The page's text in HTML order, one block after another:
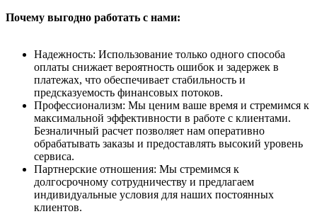
Почему выгодно работать с нами:
Надежность: Использование только одного способа
оплаты снижает вероятность ошибок и задержек в
платежах, что обеспечивает стабильность и
предсказуемость финансовых потоков.
Профессионализм: Мы ценим ваше время и стремимся к
максимальной эффективности в работе с клиентами.
Безналичный расчет позволяет нам оперативно
обрабатывать заказы и предоставлять высокий уровень
сервиса.
Партнерские отношения: Мы стремимся к
долгосрочному сотрудничеству и предлагаем
индивидуальные условия для наших постоянных
клиентов.